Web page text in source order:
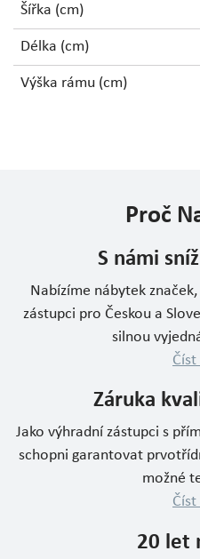
Šířka (cm)
Délka (cm)
Výška rámu (cm)
Proč
S námi
Nabízíme nábytek
zástupci pro Českou a
silnou
Číst
Záruka
Jako výhradní zástupci s
schopni garantovat
možné
Číst
20 let